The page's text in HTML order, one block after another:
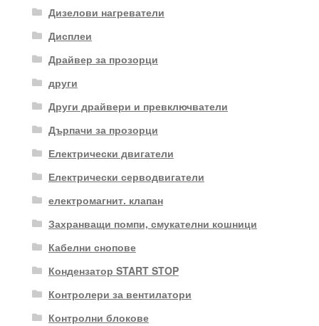
Дизелови нагреватели
Дисплеи
Драйвер за прозорци
други
Други драйвери и превключватели
Дърпачи за прозорци
Електрически двигатели
Електрически серводвигатели
електромагнит. клапан
Захранващи помпи, смукателни кошници
Кабелни снопове
Кондензатор START STOP
Контролери за вентилатори
Контролни блокове